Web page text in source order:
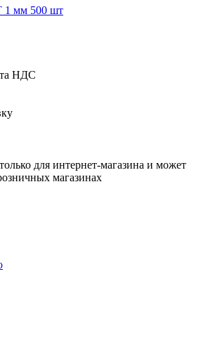
НДС
для интернет-магазина и может
магазинах